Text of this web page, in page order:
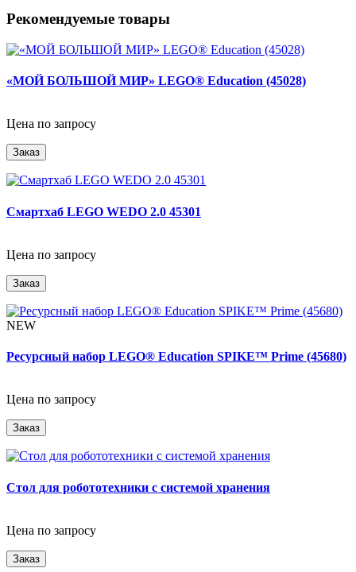
Рекомендуемые товары
«МОЙ БОЛЬШОЙ МИР» LEGO® Education (45028)
Цена по запросу
Заказ
Смартхаб LEGO WEDO 2.0 45301
Цена по запросу
Заказ
NEW
Ресурсный набор LEGO® Education SPIKE™ Prime (45680)
Цена по запросу
Заказ
Стол для робототехники с системой хранения
Цена по запросу
Заказ